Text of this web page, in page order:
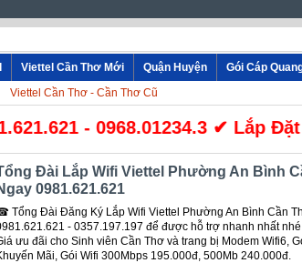
Viettel Cần Thơ Mới Quận Huyện Gói Cáp
Viettel Cần Thơ - Cần Thơ Cũ
- 0968.01234.3 ✔ Lắp
Đài Lắp Wifi Viettel Phường An Bình
0981.621.621
Tổng Đài Đăng Ký Lắp Wifi Viettel Phường An Bình Cần
- 0357.197.197 để được hỗ trợ nhanh nhất
ưu đãi cho Sinh viên Cần Thơ và trang bị Modem Wifi6,
Mãi, Gói Wifi 300Mbps 195.000đ, 500Mb 240.000đ.